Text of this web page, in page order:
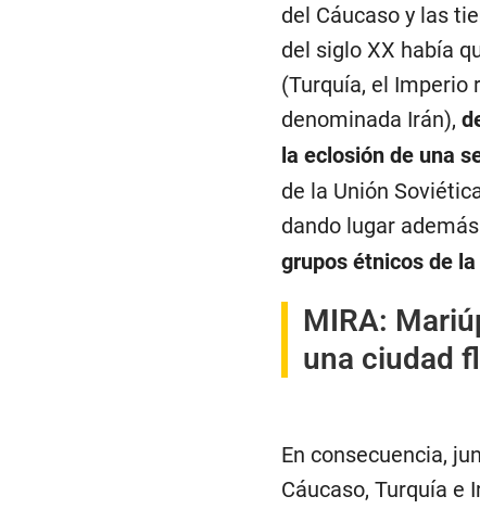
del Cáucaso y las
del siglo XX había
(Turquía, el Imperio
denominada Irán),
la eclosión de una
de la Unión
dando lugar
grupos étnicos de
MIRA:
una ciudad
En consecuencia,
Cáucaso, Turquía e